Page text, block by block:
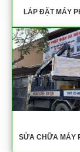
LẮP ĐẶT MÁY
SỬA CHỮA MÁY